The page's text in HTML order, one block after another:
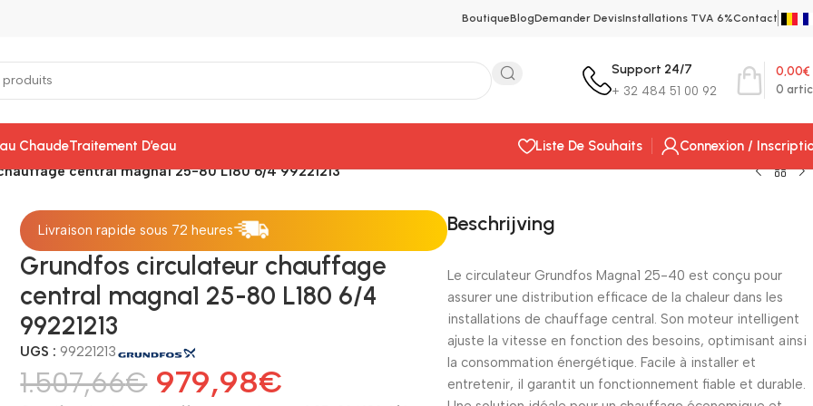
BoutiqueBlogDemander DevisInstallations TVA 6%Contact
Support 24/7
+ 32 484 51 00 92 0
0,00€
ChaudeTraitement D’eau Liste De Souhaits
Connexion /
central magna1 25-80 L180 6/4 99221213
Livraison rapide sous 72 heures
Grundfos circulateur chauffage
central magna1 25-80 L180 6/4
99221213
UGS :99221213
1.507,66€ 979,98€
Beschrijving
Le circulateur Grundfos Magna1 25-40 est conçu pour
assurer une distribution efficace de la chaleur dans les
installations de chauffage central. Son moteur intelligent
ajuste la vitesse en fonction des besoins, optimisant ainsi
la consommation énergétique. Facile à installer et
entretenir, il garantit un fonctionnement fiable et durable.